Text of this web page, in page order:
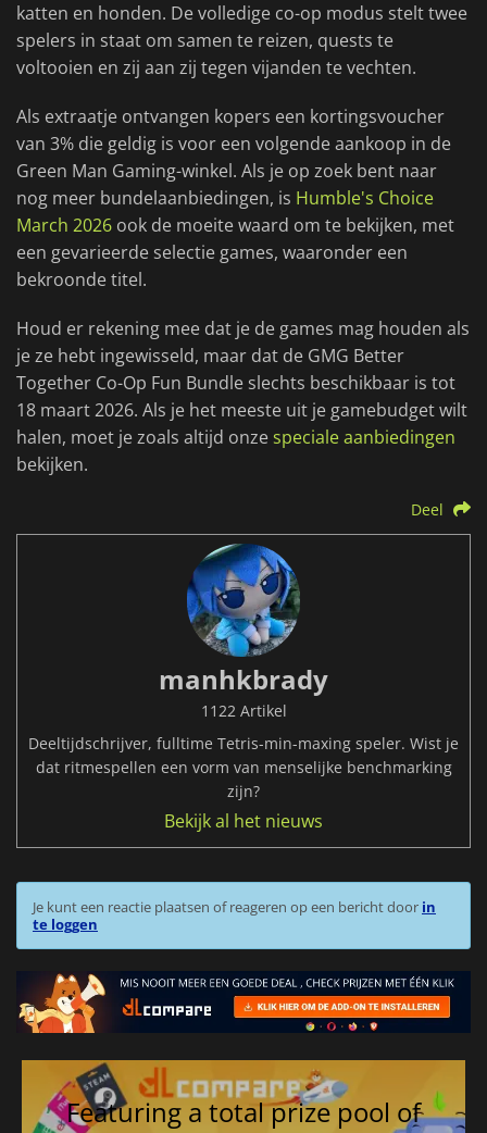
katten en honden. De volledige co-op modus stelt twee
spelers in staat om samen te reizen, quests te
voltooien en zij aan zij tegen vijanden te vechten.
Als extraatje ontvangen kopers een kortingsvoucher
van 3% die geldig is voor een volgende aankoop in de
Green Man Gaming-winkel. Als je op zoek bent naar
nog meer bundelaanbiedingen, is Humble's Choice
March 2026 ook de moeite waard om te bekijken, met
een gevarieerde selectie games, waaronder een
bekroonde titel.
Houd er rekening mee dat je de games mag houden als
je ze hebt ingewisseld, maar dat de GMG Better
Together Co-Op Fun Bundle slechts beschikbaar is tot
18 maart 2026. Als je het meeste uit je gamebudget wilt
halen, moet je zoals altijd onzespeciale aanbiedingen
bekijken.
Deel
manhkbrady
1122 Artikel
Deeltijdschrijver, fulltime Tetris-min-maxing speler. Wist je
dat ritmespellen een vorm van menselijke benchmarking
zijn?
Bekijk al het nieuws
Je kunt een reactie plaatsen of reageren op een bericht door in
te loggen
Featuring a total prize pool of